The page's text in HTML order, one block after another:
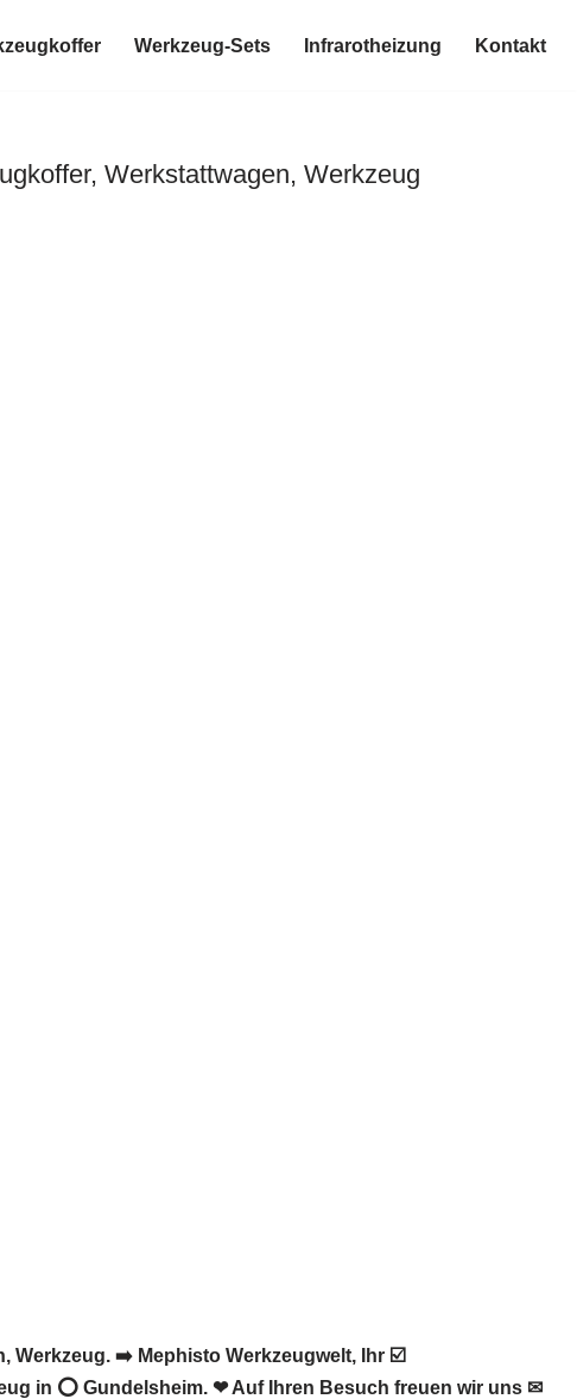
Werkzeug-Sets Infrarotheizung Kontakt
Werkstattwagen, Werkzeug
Werkzeug. ➡️ Mephisto Werkzeugwelt, Ihr ☑️
in ⭕ Gundelsheim. ❤ Auf Ihren Besuch freuen wir uns ✉